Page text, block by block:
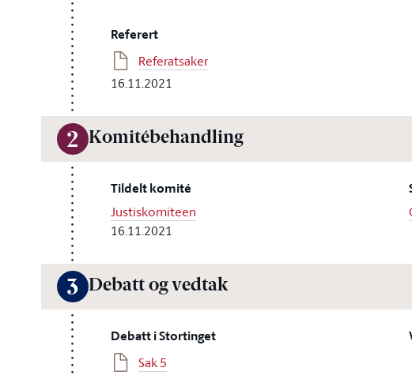
Referert
Referatsaker
16.11.2021
2 Komitébehandling
Tildelt komité
Justiskomiteen
16.11.2021
3 Debatt og vedtak
Debatt i Stortinget
Sak 5